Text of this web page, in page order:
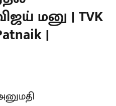
மனு | TVK
|